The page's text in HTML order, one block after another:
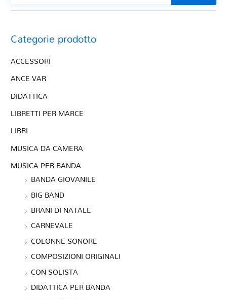
Categorie prodotto
ACCESSORI
ANCE VAR
DIDATTICA
LIBRETTI PER MARCE
LIBRI
MUSICA DA CAMERA
MUSICA PER BANDA
BANDA GIOVANILE
BIG BAND
BRANI DI NATALE
CARNEVALE
COLONNE SONORE
COMPOSIZIONI ORIGINALI
CON SOLISTA
DIDATTICA PER BANDA